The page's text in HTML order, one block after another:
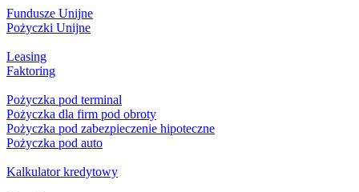
Fundusze Unijne
Pożyczki Unijne
Leasing
Faktoring
Pożyczka pod terminal
Pożyczka dla firm pod obroty
Pożyczka pod zabezpieczenie hipoteczne
Pożyczka pod auto
Kalkulator kredytowy